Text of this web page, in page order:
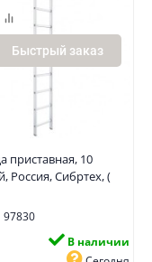
Быстрый заказ
приставная, 10
Россия, Сибртех, (
97830
В наличии